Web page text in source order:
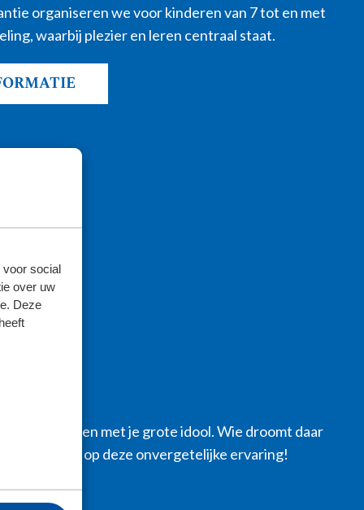
voor social
over uw
Deze
organiseren we voor kinderen van 7 tot en met
waarbij plezier en leren centraal staat.
veld oplopen met je grote idool. Wie droomt daar
maak je kans op deze onvergetelijke ervaring!